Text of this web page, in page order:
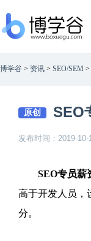
博学谷 > 资讯 > SEO/SEM >
原创 SEO
发布时间：2019-
SEO专员薪
高于开发人员，
分。